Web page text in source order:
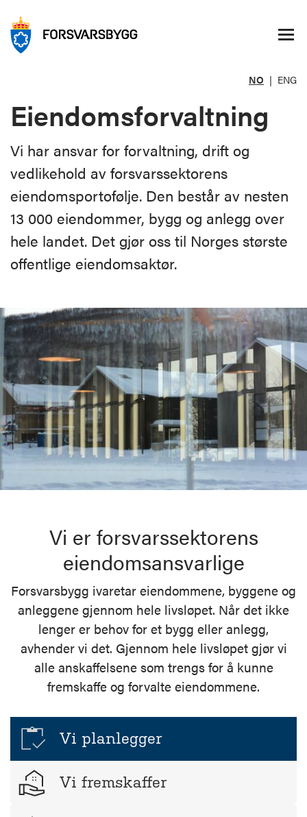
NO | ENG
Eiendoms­forvaltning
Vi har ansvar for forvaltning, drift og
vedlikehold av forsvarssektorens
eiendomsportofølje. Den består av nesten
13 000 eiendommer, bygg og anlegg over
hele landet. Det gjør oss til Norges største
offentlige eiendomsaktør.
Vi er forsvarssektorens
eiendomsansvarlige
Forsvarsbygg ivaretar eiendommene, byggene og
anleggene gjennom hele livsløpet. Når det ikke
lenger er behov for et bygg eller anlegg,
avhender vi det. Gjennom hele livsløpet gjør vi
alle anskaffelsene som trengs for å kunne
fremskaffe og forvalte eiendommene.
Vi planlegger
Vi fremskaffer